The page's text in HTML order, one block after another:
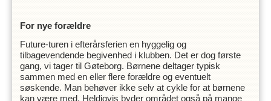
For nye forældre
Future-turen i efterårsferien en hyggelig og
tilbagevendende begivenhed i klubben. Det er dog første
gang, vi tager til Gøteborg. Børnene deltager typisk
sammen med en eller flere forældre og eventuelt
søskende. Man behøver ikke selv at cykle for at børnene
kan være med. Heldigvis byder området også på mange